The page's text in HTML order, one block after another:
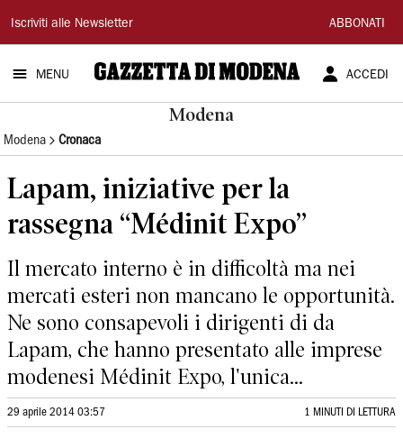
Gazzetta
di
Modena
Iscriviti alle Newsletter ABBONATI
MENU ACCEDI
Modena
Modena Cronaca
Lapam, iniziative per la
rassegna “Médinit Expo”
Il mercato interno è in difficoltà ma nei
mercati esteri non mancano le opportunità.
Ne sono consapevoli i dirigenti di da
Lapam, che hanno presentato alle imprese
modenesi Médinit Expo, l'unica...
29 aprile 2014 03:57 1 MINUTI DI LETTURA